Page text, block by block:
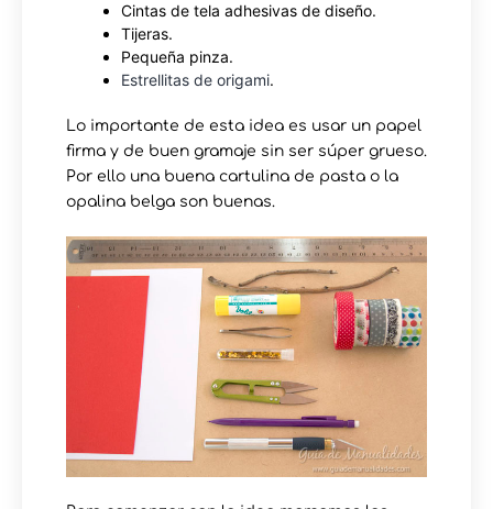
Cintas de tela adhesivas de diseño.
Tijeras.
Pequeña pinza.
Estrellitas de origami.
Lo importante de esta idea es usar un papel
firma y de buen gramaje sin ser súper grueso.
Por ello una buena cartulina de pasta o la
opalina belga son buenas.